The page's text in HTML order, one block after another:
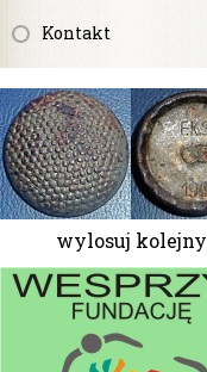
Kontakt
wylosuj kolejny